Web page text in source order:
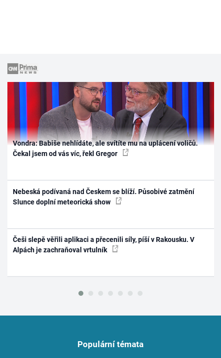
Vondra: Babiše nehlídáte, ale svítíte mu na uplácení voličů.
Čekal jsem od vás víc, řekl Gregor
Nebeská podívaná nad Českem se blíží. Působivé zatmění
Slunce doplní meteorická show
Češi slepě věřili aplikaci a přecenili síly, píší v Rakousku. V
Alpách je zachraňoval vrtulník
Populární témata